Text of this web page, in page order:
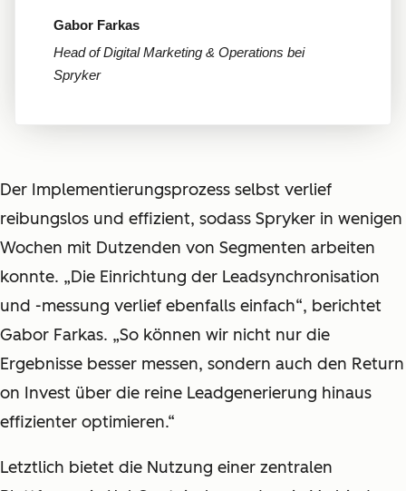
Gabor Farkas
Head of Digital Marketing & Operations bei
Spryker
Der Implementierungsprozess selbst verlief
reibungslos und effizient, sodass Spryker in wenigen
Wochen mit Dutzenden von Segmenten arbeiten
konnte. „Die Einrichtung der Leadsynchronisation
und -messung verlief ebenfalls einfach“, berichtet
Gabor Farkas. „So können wir nicht nur die
Ergebnisse besser messen, sondern auch den Return
on Invest über die reine Leadgenerierung hinaus
effizienter optimieren.“
Letztlich bietet die Nutzung einer zentralen